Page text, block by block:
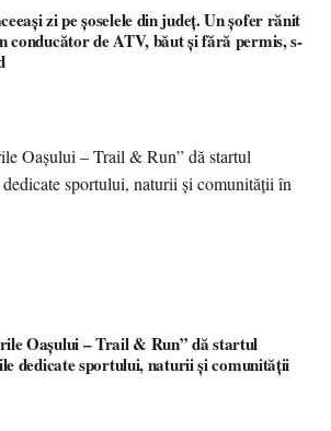
zi pe șoselele din județ. Un șofer rănit
conducător de ATV, băut și fără permis, s-
Oașului – Trail & Run” dă startul
dedicate sportului, naturii și comunității